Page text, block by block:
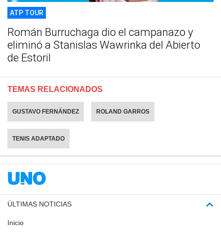
ATP TOUR
Román Burruchaga dio el campanazo y
eliminó a Stanislas Wawrinka del Abierto
de Estoril
TEMAS RELACIONADOS
GUSTAVO FERNÁNDEZ ROLAND GARROS
TENIS ADAPTADO
ÚLTIMAS NOTICIAS
Inicio